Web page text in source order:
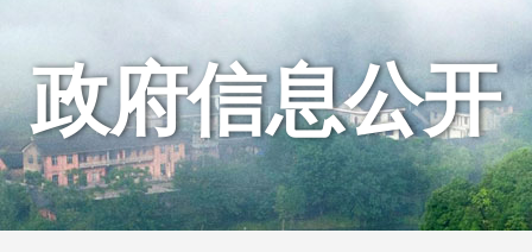
政府信息公开